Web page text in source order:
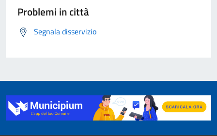
Problemi in città
Segnala disservizio